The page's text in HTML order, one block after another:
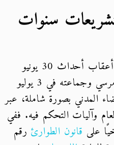
سنوات
سعت السلطات المصرية، في أعقاب أحداث 30 يونيو
وعزل الرئيس الراحل محمد مرسي وجماعته في 3 يوليو
المدني بصورة شاملة، عبر
وآليات التحكم فيه. ففي
على قانون الطوارئ رقم